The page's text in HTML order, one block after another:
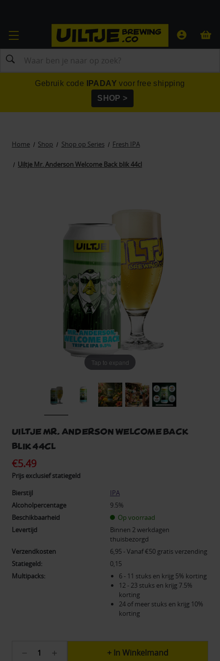
Zoeken
Gebruik code IPADAY voor free shipping
SHOP >
Home Shop Shop op Series Fresh IPA
Uiltje Mr. Anderson Welcome Back blik 44cl
Tap to expand
Uiltje Mr. Anderson Welcome Back
blik 44cl
€5.49
Prijs exclusief statiegeld
Bierstijl
IPA
Alcoholpercentage
9.5%
Beschikbaarheid
Op voorraad
Levertijd
Binnen 2 werkdagen
thuisbezorgd
Verzendkosten
6,95 - Vanaf €50 gratis verzending
Statiegeld:
0,15
Multipacks:
6 - 11 stuks en krijg 5% korting
12 - 23 stuks en krijg 7.5%
korting
24 of meer stuks en krijg 10%
korting
voorraad:
HoeveelheidHoeveelheid